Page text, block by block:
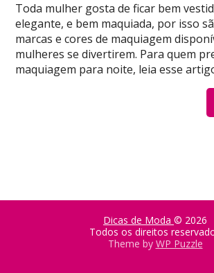
Toda mulher gosta de ficar bem
elegante, e bem maquiada, por isso
marcas e cores de maquiagem
mulheres se divertirem. Para quem
maquiagem para noite, leia esse
Dicas de Moda © 2026
Todos os direitos
Theme by WP Puzzle